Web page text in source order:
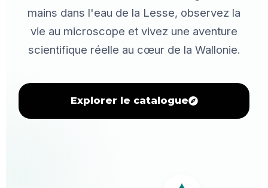
mains dans l'eau de la Lesse, observez la
vie au microscope et vivez une aventure
scientifique réelle au cœur de la Wallonie.
Explorer le catalogue